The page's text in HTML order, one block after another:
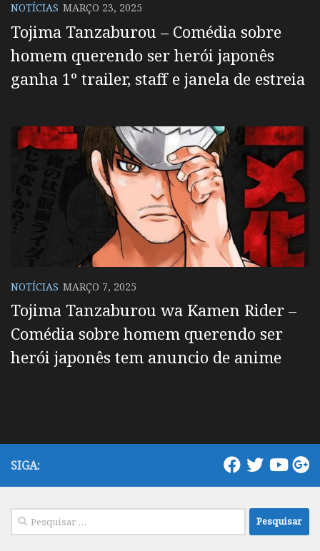
NOTÍCIAS MARÇO 23, 2025
Tojima Tanzaburou – Comédia sobre
homem querendo ser herói japonês
ganha 1º trailer, staff e janela de estreia
NOTÍCIAS MARÇO 7, 2025
Tojima Tanzaburou wa Kamen Rider –
Comédia sobre homem querendo ser
herói japonês tem anuncio de anime
SIGA:
Pesquisar
por: